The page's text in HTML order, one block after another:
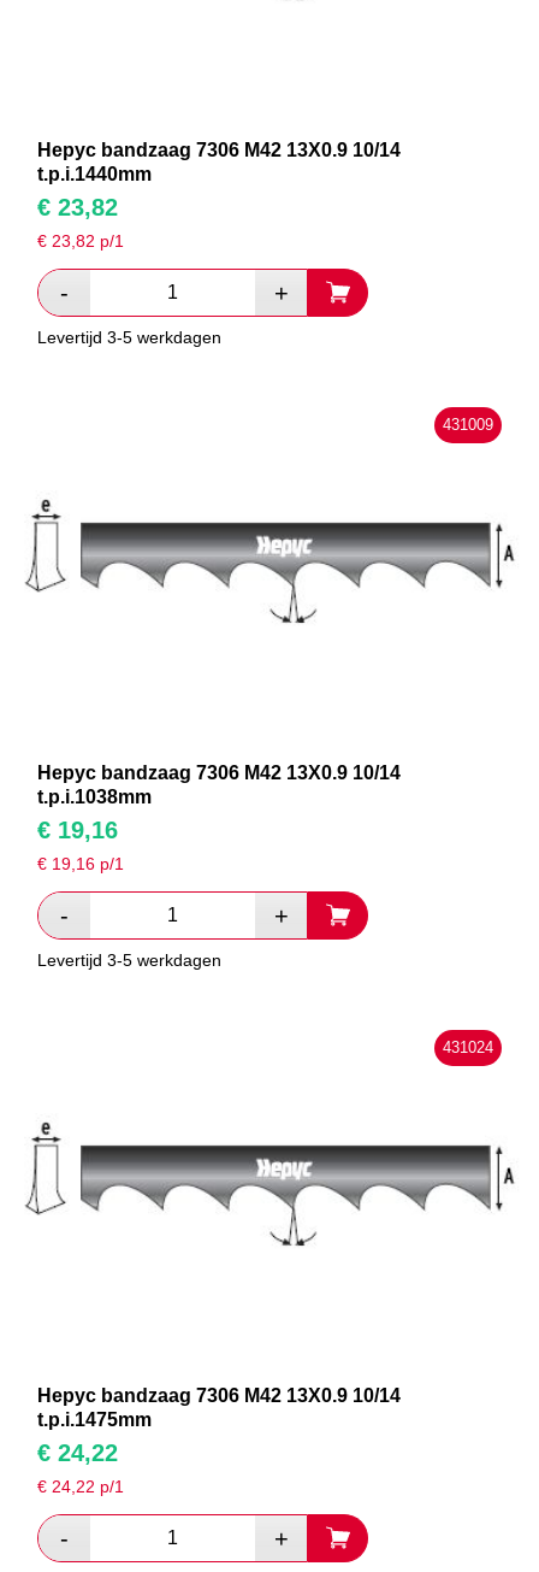
Hepyc bandzaag 7306 M42 13X0.9 10/14
t.p.i.1440mm
€ 23,82
€23,82 p/1
Levertijd 3-5 werkdagen
431009
Hepyc bandzaag 7306 M42 13X0.9 10/14
t.p.i.1038mm
€ 19,16
€ 19,16 p/1
Levertijd 3-5 werkdagen
431024
Hepyc bandzaag 7306 M42 13X0.9 10/14
t.p.i.1475mm
€ 24,22
€24,22 p/1